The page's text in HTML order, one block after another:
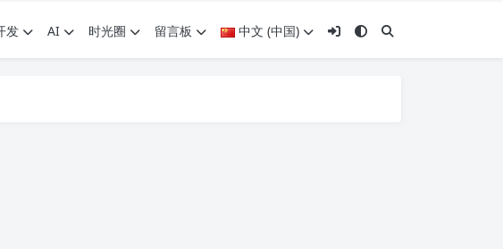
发 AI 时光圈 留言板 中文 (中国)